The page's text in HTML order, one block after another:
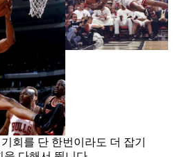
회를 단 한번이라도 더 잡기